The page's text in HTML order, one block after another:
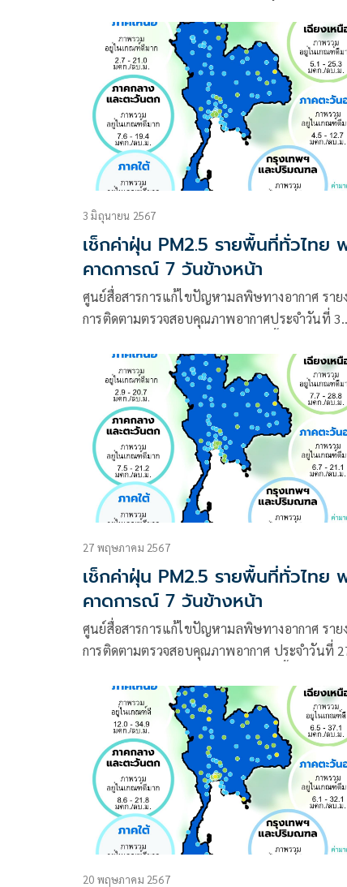
3 มิถุนายน 2567
เช็กค่าฝุ่น PM2.5 รายพื้นที่ทั่วไทย
คาดการณ์ 7 วันข้างหน้า
ศูนย์สื่อสารการแก้ไขปัญหามลพิษทางอากาศ ราย
การติดตามตรวจสอบคุณภาพอากาศประจำวันที่ 3
27 พฤษภาคม 2567
เช็กค่าฝุ่น PM2.5 รายพื้นที่ทั่วไทย
คาดการณ์ 7 วันข้างหน้า
ศูนย์สื่อสารการแก้ไขปัญหามลพิษทางอากาศ ราย
การติดตามตรวจสอบคุณภาพอากาศ ประจำวันที่
20 พฤษภาคม 2567